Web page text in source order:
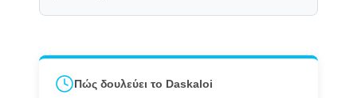
Πώς δουλεύει το Daskaloi